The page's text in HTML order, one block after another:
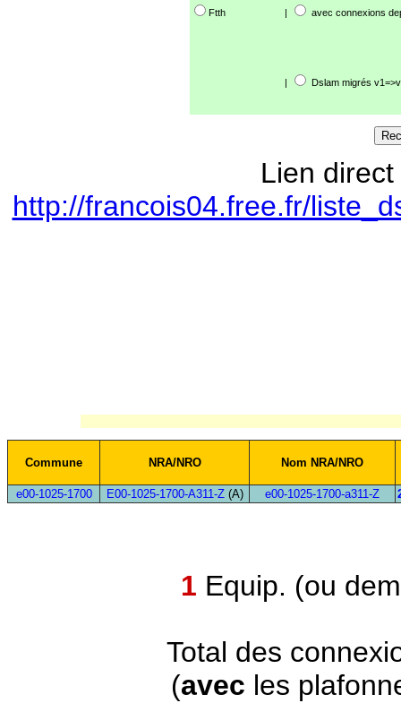
Ftth | avec connexions
| Dslam migrés
Lien
http://francois04.free.fr/
Commune NRA/NRO Nom NRA/NRO
e00-1025-1700 E00-1025-1700-A311-Z(A) e00-1025-1700-a311-Z
1 Equip. (ou
Total des
(avec les